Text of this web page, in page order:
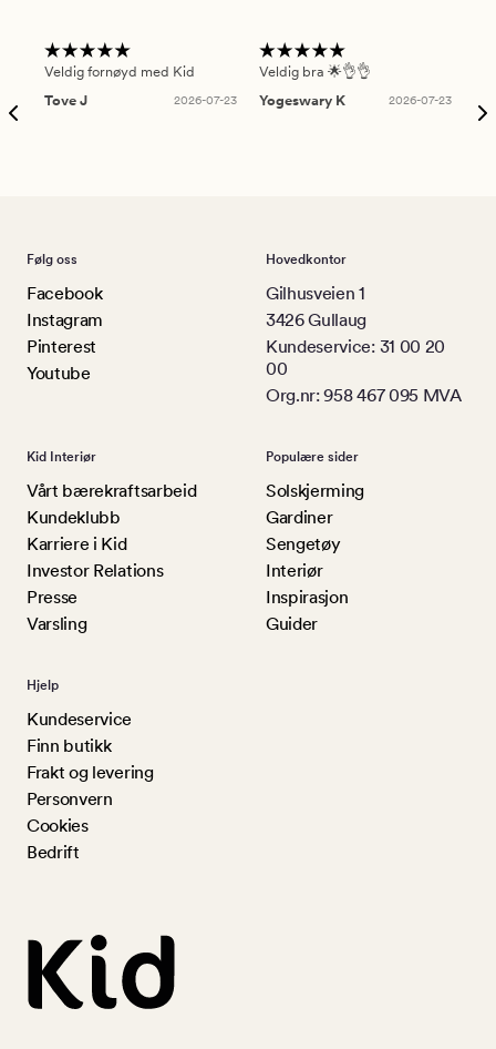
Veldig fornøyd med Kid
Tove J
2026-07-23
Veldig bra 🌟👌👌
Yogeswary K
2026-07-23
Følg oss
Facebook
Instagram
Pinterest
Youtube
Hovedkontor
Gilhusveien 1
3426 Gullaug
Kundeservice: 31 00 20
00
Org.nr: 958 467 095 MVA
Kid Interiør
Vårt bærekraftsarbeid
Kundeklubb
Karriere i Kid
Investor Relations
Presse
Varsling
Populære sider
Solskjerming
Gardiner
Sengetøy
Interiør
Inspirasjon
Guider
Hjelp
Kundeservice
Finn butikk
Frakt og levering
Personvern
Cookies
Bedrift